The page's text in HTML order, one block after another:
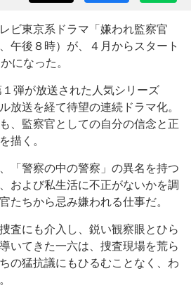
ビ東京系ドラマ「嫌われ監察官
午後８時）が、４月からスタート
になった。
弾が放送された人気シリーズ
放送を経て待望の連続ドラマ化。
、監察官としての自分の信念と正
描く。
「警察の中の警察」の異名を持つ
および私生活に不正がないかを調
たちから忌み嫌われる仕事だ。
査にも介入し、鋭い観察眼とひら
いてきた一六は、捜査現場を荒ら
の猛抗議にもひるむことなく、わ